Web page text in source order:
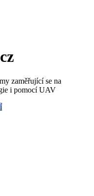
zaměřující se na
i pomocí UAV